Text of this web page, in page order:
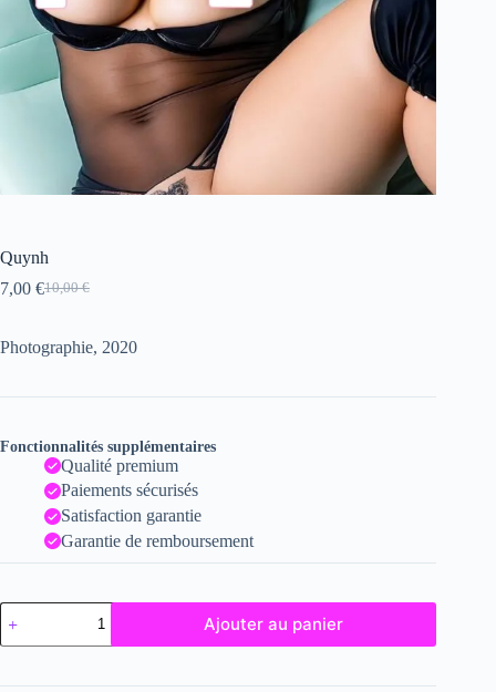
Quynh
10,00€
Le
était :
7,00 €Le
est :
Photographie, 2020
Fonctionnalités supplémentaires
Qualité premium
Paiements sécurisés
Satisfaction garantie
Garantie de remboursement
quantité
de
Quynh
Ajouter au panier